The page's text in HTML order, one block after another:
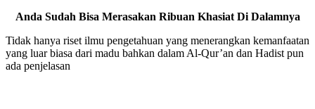
Anda Sudah Bisa Merasakan Ribuan Khasiat Di Dalamnya
Tidak hanya riset ilmu pengetahuan yang menerangkan kemanfaatan
yang luar biasa dari madu bahkan dalam Al-Qur’an dan Hadist pun
ada penjelasan